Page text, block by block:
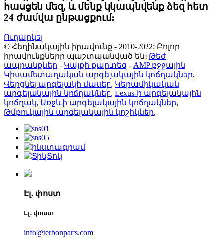
հասցեն մեզ, և մենք կկապնվենք ձեզ հետ
24 ժամվա ընթացքում։
Ուղարկել
© Հեղինակային իրավունք - 2010-2022: Բոլոր
իրավունքները պաշտպանված են։ Թեժ
ապրանքներ - Կայքի քարտեզ - AMP բջջային
Կիսամետաղական արգելակային կոճղակներ,
Վերցնել արգելակի մասեր, Կերամիկական
արգելակային կոճղակներ, Lexus-ի արգելակային
կոճղակ, Առջևի արգելակային կոճղակներ,
Թմբուկային արգելակային կոշիկներ,
Էլ․ փոստ
Էլ․ փոստ
info@terbonparts.com